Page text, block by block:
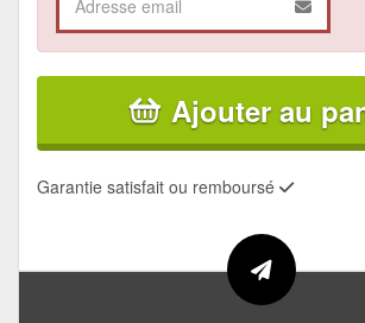
Ajouter au
Garantie satisfait ou remboursé